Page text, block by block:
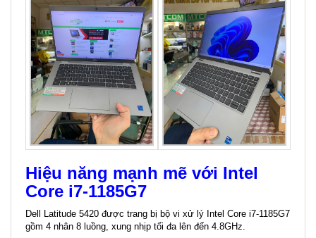
Hiệu năng mạnh mẽ với Intel
Core i7-1185G7
Dell Latitude 5420 được trang bị bộ vi xử lý Intel Core i7-1185G7
gồm 4 nhân 8 luồng, xung nhịp tối đa lên đến 4.8GHz.